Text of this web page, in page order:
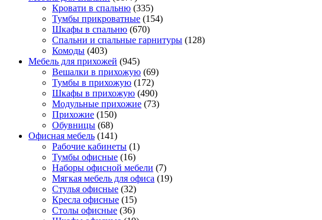
Кровати в спальню (335)
Тумбы прикроватные (154)
Шкафы в спальню (670)
Спальни и спальные гарнитуры (128)
Комоды (403)
Мебель для прихожей (945)
Вешалки в прихожую (69)
Тумбы в прихожую (172)
Шкафы в прихожую (490)
Модульные прихожие (73)
Прихожие (150)
Обувницы (68)
Офисная мебель (141)
Рабочие кабинеты (1)
Тумбы офисные (16)
Наборы офисной мебели (7)
Мягкая мебель для офиса (19)
Стулья офисные (32)
Кресла офисные (15)
Столы офисные (36)